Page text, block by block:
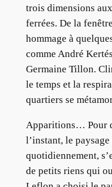
trois dimensions
ferrées. De la
hommage à
comme André
Germaine Tillon.
le temps et la
quartiers se
Apparitions… Pour
l’instant, le
quotidiennement,
de petits riens qui